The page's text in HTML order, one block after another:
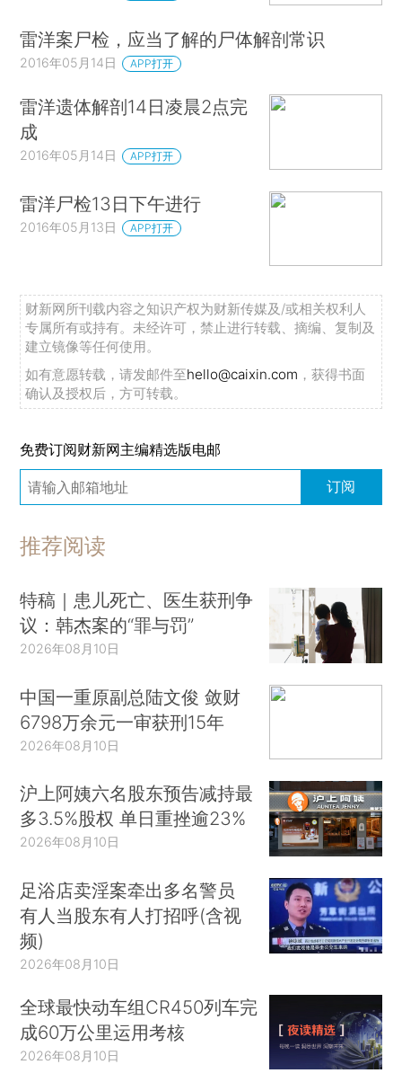
雷洋案尸检，应当了解的尸体解剖常识
2016年05月14日 APP打开
雷洋遗体解剖14日凌晨2点完
成
2016年05月14日 APP打开
雷洋尸检13日下午进行
2016年05月13日 APP打开
财新网所刊载内容之知识产权为财新传媒及/或相关权利人
专属所有或持有。未经许可，禁止进行转载、摘编、复制及
建立镜像等任何使用。
如有意愿转载，请发邮件至hello@caixin.com ，获得书面
确认及授权后，方可转载。
免费订阅财新网主编精选版电邮
订阅
推荐阅读
特稿｜患儿死亡、医生获刑争
议：韩杰案的“罪与罚”
2026年08月10日
中国一重原副总陆文俊 敛财
6798万余元一审获刑15年
2026年08月10日
沪上阿姨六名股东预告减持最
多3.5%股权 单日重挫逾23%
2026年08月10日
足浴店卖淫案牵出多名警员
有人当股东有人打招呼(含视
频)
2026年08月10日
全球最快动车组CR450列车完
成60万公里运用考核
2026年08月10日